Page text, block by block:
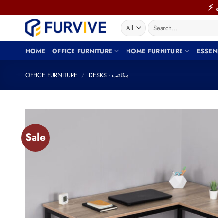
to
Search
for:
HOME OFFICE FURNITURE HOME FURNITURE
OFFICE FURNITURE / DESKS - مكاتب
Sale